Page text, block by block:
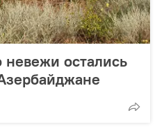
невежи остались